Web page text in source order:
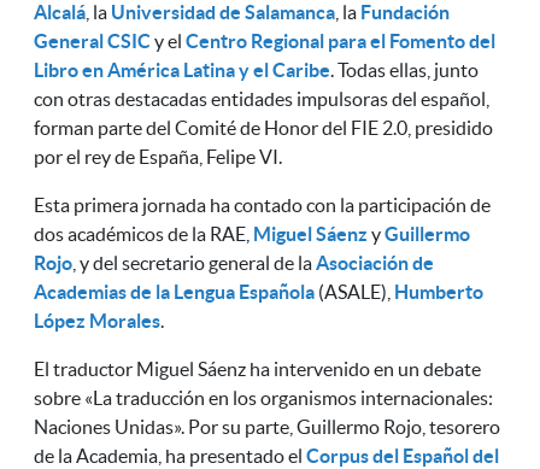
Alcalá , la Universidad de Salamanca , la Fundación
General CSICy el Centro Regional para el Fomento del
Libro en América Latina y el Caribe. Todas ellas, junto
con otras destacadas entidades impulsoras del español,
forman parte del Comité de Honor del FIE 2.0, presidido
por el rey de España, Felipe VI.
Esta primera jornada ha contado con la participación de
dos académicos de la RAE, Miguel Sáenz yGuillermo
Rojo , y del secretario general de laAsociación de
Academias de la Lengua Española (ASALE), Humberto
López Morales.
El traductor Miguel Sáenz ha intervenido en un debate
sobre «La traducción en los organismos internacionales:
Naciones Unidas». Por su parte, Guillermo Rojo, tesorero
de la Academia, ha presentado el Corpus del Español del